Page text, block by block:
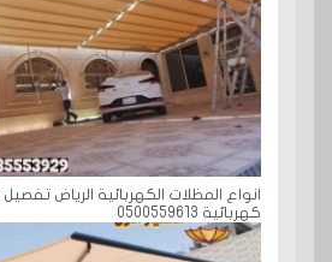
انواع المظلات الكهربائية الرياض
كهربائية 0500559613